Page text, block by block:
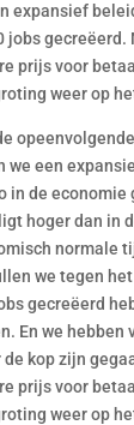
expansief
jobs gecreëerd.
prijs voor
weer op
we een
in de economie
hoger dan in
normale
we tegen
gecreëerd
En we hebben
kop zijn
prijs voor
weer op